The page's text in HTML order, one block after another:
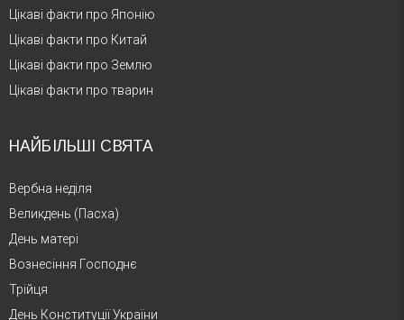
Цікаві факти про Японію
Цікаві факти про Китай
Цікаві факти про Землю
Цікаві факти про тварин
НАЙБІЛЬШІ СВЯТА
Вербна неділя
Великдень (Пасха)
День матері
Вознесіння Господнє
Трійця
День Конституції України